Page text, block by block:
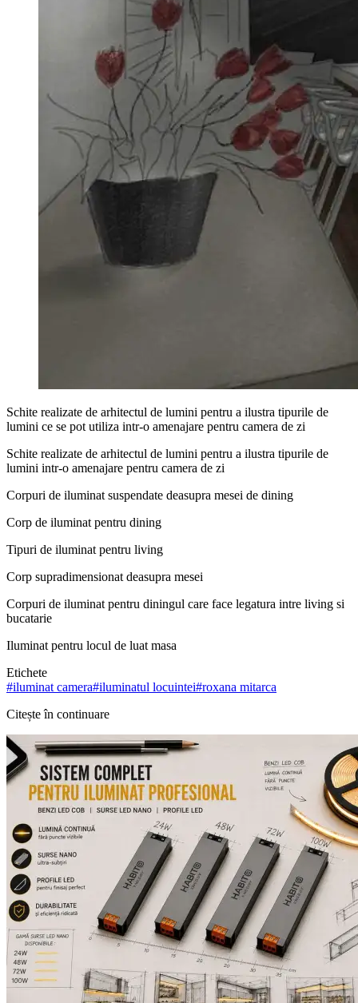
Schite realizate de arhitectul de lumini pentru a ilustra tipurile de
lumini ce se pot utiliza intr-o amenajare pentru camera de zi
Schite realizate de arhitectul de lumini pentru a ilustra tipurile de
lumini intr-o amenajare pentru camera de zi
Corpuri de iluminat suspendate deasupra mesei de dining
Corp de iluminat pentru dining
Tipuri de iluminat pentru living
Corp supradimensionat deasupra mesei
Corpuri de iluminat pentru diningul care face legatura intre living si
bucatarie
Iluminat pentru locul de luat masa
Etichete
#iluminat camera#iluminatul locuintei#roxana mitarca
Citește în continuare